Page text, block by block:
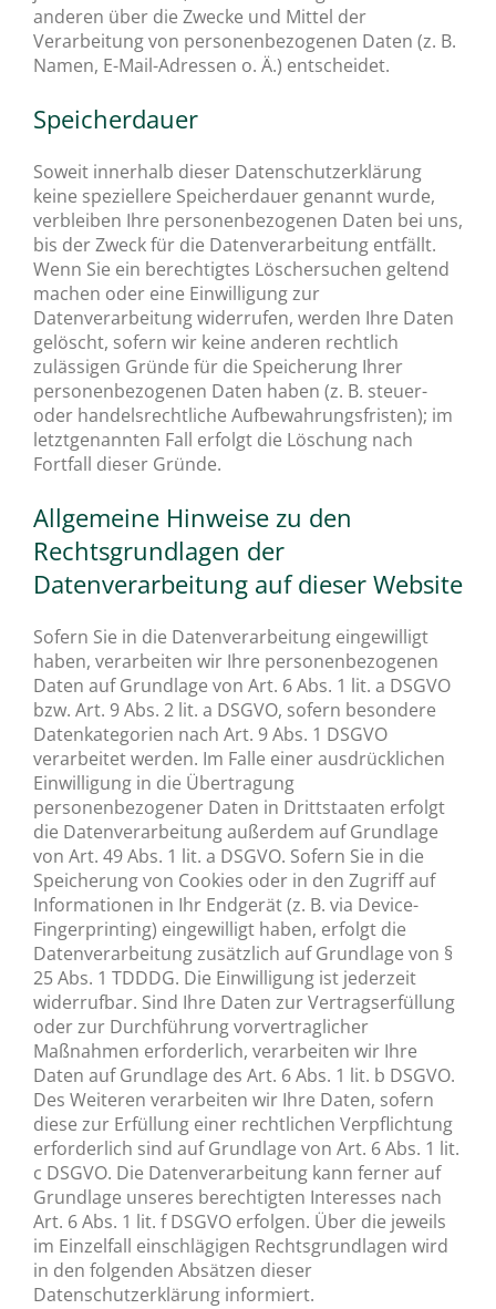
anderen über die Zwecke und Mittel der
Verarbeitung von personenbezogenen Daten (z. B.
Namen, E-Mail-Adressen o. Ä.) entscheidet.
Speicherdauer
Soweit innerhalb dieser Datenschutzerklärung
keine speziellere Speicherdauer genannt wurde,
verbleiben Ihre personenbezogenen Daten bei uns,
bis der Zweck für die Datenverarbeitung entfällt.
Wenn Sie ein berechtigtes Löschersuchen geltend
machen oder eine Einwilligung zur
Datenverarbeitung widerrufen, werden Ihre Daten
gelöscht, sofern wir keine anderen rechtlich
zulässigen Gründe für die Speicherung Ihrer
personenbezogenen Daten haben (z. B. steuer-
oder handelsrechtliche Aufbewahrungsfristen); im
letztgenannten Fall erfolgt die Löschung nach
Fortfall dieser Gründe.
Allgemeine Hinweise zu den
Rechtsgrundlagen der
Datenverarbeitung auf dieser Website
Sofern Sie in die Datenverarbeitung eingewilligt
haben, verarbeiten wir Ihre personenbezogenen
Daten auf Grundlage von Art. 6 Abs. 1 lit. a DSGVO
bzw. Art. 9 Abs. 2 lit. a DSGVO, sofern besondere
Datenkategorien nach Art. 9 Abs. 1 DSGVO
verarbeitet werden. Im Falle einer ausdrücklichen
Einwilligung in die Übertragung
personenbezogener Daten in Drittstaaten erfolgt
die Datenverarbeitung außerdem auf Grundlage
von Art. 49 Abs. 1 lit. a DSGVO. Sofern Sie in die
Speicherung von Cookies oder in den Zugriff auf
Informationen in Ihr Endgerät (z. B. via Device-
Fingerprinting) eingewilligt haben, erfolgt die
Datenverarbeitung zusätzlich auf Grundlage von §
25 Abs. 1 TDDDG. Die Einwilligung ist jederzeit
widerrufbar. Sind Ihre Daten zur Vertragserfüllung
oder zur Durchführung vorvertraglicher
Maßnahmen erforderlich, verarbeiten wir Ihre
Daten auf Grundlage des Art. 6 Abs. 1 lit. b DSGVO.
Des Weiteren verarbeiten wir Ihre Daten, sofern
diese zur Erfüllung einer rechtlichen Verpflichtung
erforderlich sind auf Grundlage von Art. 6 Abs. 1 lit.
c DSGVO. Die Datenverarbeitung kann ferner auf
Grundlage unseres berechtigten Interesses nach
Art. 6 Abs. 1 lit. f DSGVO erfolgen. Über die jeweils
im Einzelfall einschlägigen Rechtsgrundlagen wird
in den folgenden Absätzen dieser
Datenschutzerklärung informiert.